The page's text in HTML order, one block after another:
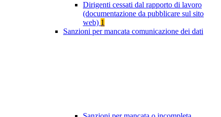
Dirigenti cessati dal rapporto di lavoro
(documentazione da pubblicare sul sito
web) 1
Sanzioni per mancata comunicazione dei dati